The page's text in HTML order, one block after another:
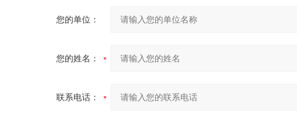
您的单位：
您的姓名：
联系电话：